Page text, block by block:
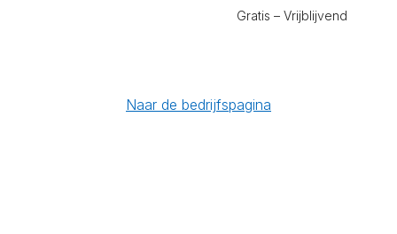
Gratis – Vrijblijvend
Naar de bedrijfspagina